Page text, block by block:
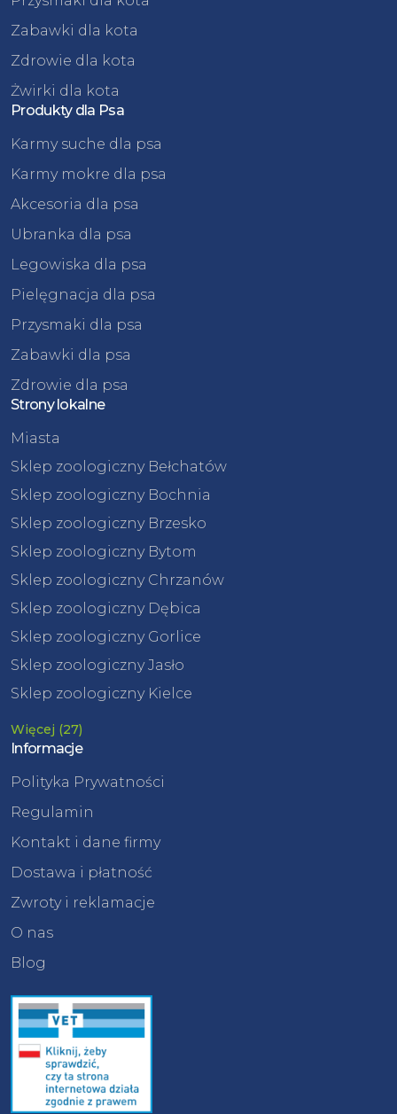
Zabawki dla kota
Zdrowie dla kota
Żwirki dla kota
Produkty dla Psa
Karmy suche dla psa
Karmy mokre dla psa
Akcesoria dla psa
Ubranka dla psa
Legowiska dla psa
Pielęgnacja dla psa
Przysmaki dla psa
Zabawki dla psa
Zdrowie dla psa
Strony lokalne
Miasta
Sklep zoologiczny Bełchatów
Sklep zoologiczny Bochnia
Sklep zoologiczny Brzesko
Sklep zoologiczny Bytom
Sklep zoologiczny Chrzanów
Sklep zoologiczny Dębica
Sklep zoologiczny Gorlice
Sklep zoologiczny Jasło
Sklep zoologiczny Kielce
Więcej (27)
Informacje
Polityka Prywatności
Regulamin
Kontakt i dane firmy
Dostawa i płatność
Zwroty i reklamacje
O nas
Blog